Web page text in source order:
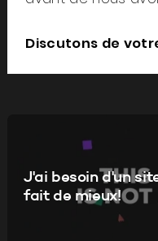
Discutons de
J'ai besoin d'un
fait de mieux!